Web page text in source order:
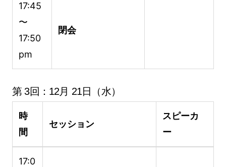
17:45
〜
17:50
pm
閉会
第 3回：12月 21日（水）
時
間
セッション
スピーカ
ー
17:0